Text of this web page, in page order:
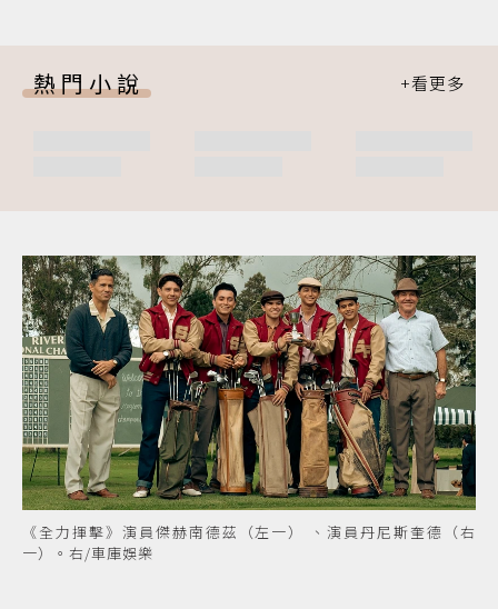
熱門小說
《全力揮擊》演員傑赫南德茲（左一） 、演員丹尼斯奎德（右
一）。右/車庫娛樂